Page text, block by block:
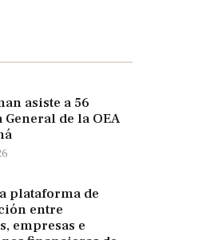
asiste a 56
General de la OEA
plataforma de
entre
empresas e